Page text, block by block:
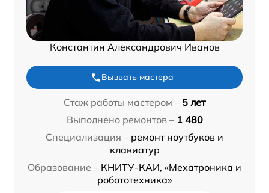
Константин Александрович Иванов
Вызвать мастера
Стаж работы мастером – 5 лет
Выполнено ремонтов – 1 480
Специализация – ремонт ноутбуков и
клавиатур
Образование – КНИТУ-КАИ, «Мехатроника и
робототехника»